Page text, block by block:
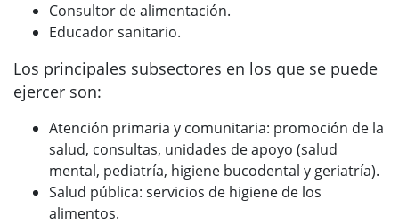
Consultor de alimentación.
Educador sanitario.
Los principales subsectores en los que se puede
ejercer son:
Atención primaria y comunitaria: promoción de la
salud, consultas, unidades de apoyo (salud
mental, pediatría, higiene bucodental y geriatría).
Salud pública: servicios de higiene de los
alimentos.